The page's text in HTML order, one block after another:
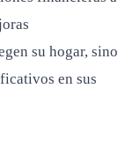
su hogar, sino
en sus